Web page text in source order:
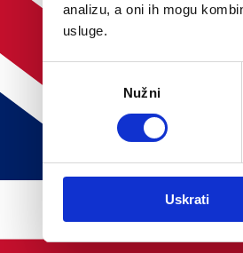
analizu, a oni ih mogu
usluge.
Nužni
Uskrati